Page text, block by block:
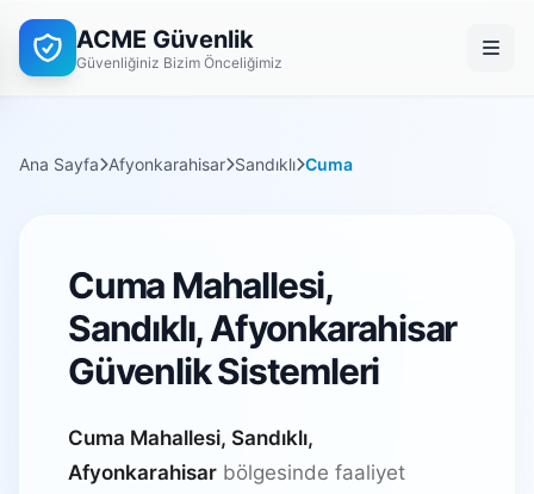
ACME Güvenlik
Güvenliğiniz Bizim Önceliğimiz
Ana Sayfa Afyonkarahisar Sandıklı Cuma
Cuma Mahallesi,
Sandıklı, Afyonkarahisar
Güvenlik Sistemleri
Cuma Mahallesi, Sandıklı,
Afyonkarahisar bölgesinde faaliyet